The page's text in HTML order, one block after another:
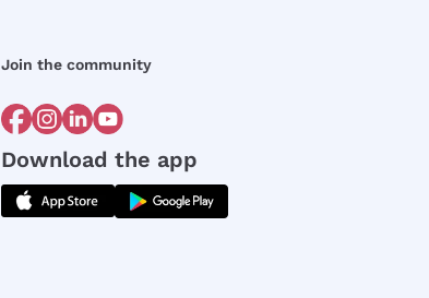
Join the community
Download the app